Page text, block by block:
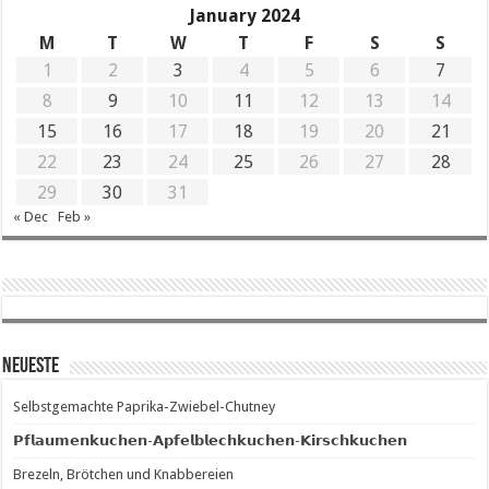
January 2024
M
T W T F S
S
1
2 3 4 5 6
7
8
9 10 11 12 13
14
15
16 17 18 19 20
21
22
23 24 25 26 27
28
29
30 31
« Dec Feb »
Neueste
Selbstgemachte Paprika-Zwiebel-Chutney
𝗣𝗳𝗹𝗮𝘂𝗺𝗲𝗻𝗸𝘂𝗰𝗵𝗲𝗻-𝗔𝗽𝗳𝗲𝗹𝗯𝗹𝗲𝗰𝗵𝗸𝘂𝗰𝗵𝗲𝗻-𝗞𝗶𝗿𝘀𝗰𝗵𝗸𝘂𝗰𝗵𝗲𝗻
Brezeln, Brötchen und Knabbereien